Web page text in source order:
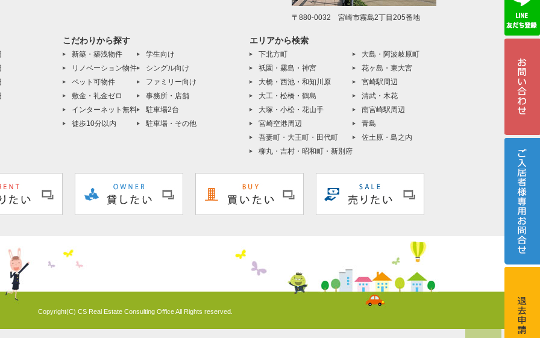
〒880-0032 宮崎市霧島2丁目205番地
こだわりから探す
新築・築浅物件
リノベーション物件
ペット可物件
敷金・礼金ゼロ
インターネット無料
徒歩10分以内
学生向け
シングル向け
ファミリー向け
事務所・店舗
駐車場2台
駐車場・その他
エリアから検索
下北方町
祇園・霧島・神宮
大橋・西池・和知川原
大工・松橋・鶴島
大塚・小松・花山手
宮崎空港周辺
吾妻町・大王町・田代町
柳丸・吉村・昭和町・新別府
大島・阿波岐原町
花ヶ島・東大宮
宮崎駅周辺
清武・木花
南宮崎駅周辺
青島
佐土原・島之内
Copyright(C) CS Real Estate Consulting Office All Rights reserved.